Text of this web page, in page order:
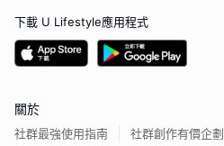
下載 U Lifestyle應用程式
關於
社群最強使用指南 社群創作有價企劃